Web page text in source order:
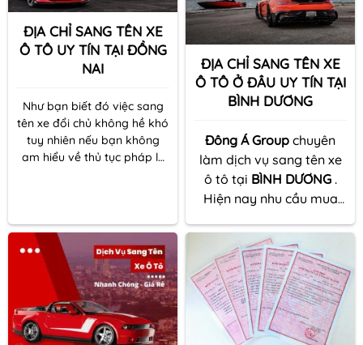
Phuhieuoto.comsẽ giới thiệu
đến quý khách TOP 5 dịch
vụ sang tên xe ô tô tại
TÍN - CHUYÊN NGHIỆP.
ĐỊA CHỈ SANG TÊN XE
Ô TÔ UY TÍN TẠI ĐỒNG
NAI
Như bạn biết đó việc sang
tên xe đổi chủ không hề khó
tuy nhiên nếu bạn không
am hiểu về thủ tục pháp lý
biết về các loại phí khi tiến
hành sang tên đổi chủ xe thì
bạn sẽ gặp không ít rắc rối
đó khi thực hiện. Đông Á
Group là một trong những
đơn vị uy tín nhất hiện nay.
ĐỊA CHỈ SANG TÊN XE
Ô TÔ Ở ĐÂU UY TÍN TẠI
BÌNH DƯƠNG
Đông Á Group chuyên
làm dịch vụ sang tên xe
ô tô tại BÌNH DƯƠNG .
Hiện nay nhu cầu mua
càng nhiều chính vì lẽ đó
việc bạn có thể sở hửu
một chiếc xe củ đã qua
sử dụng là điều hết sức
đơn giản nhưng đối với
nhiều khách hàng chọn